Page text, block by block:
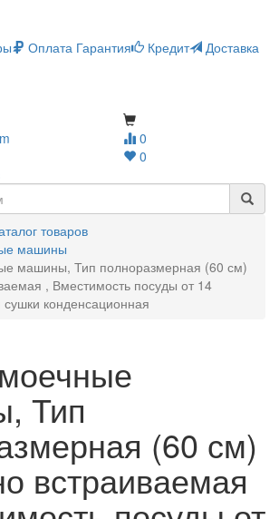
Оплата Гарантия Кредит
Доставка
0
0
товаров
машины
машины, Тип полноразмерная (60 см)
, Вместимость посуды от 14
сушки конденсационная
Тип
(60 см)
встраиваемая